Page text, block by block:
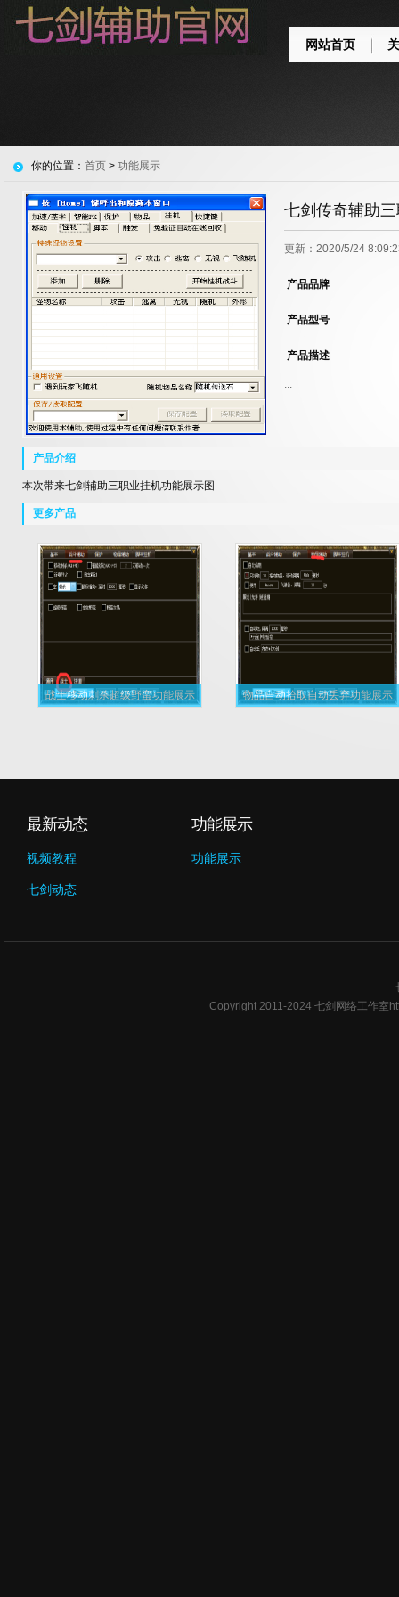
网站首页
你的位置： 首页 > 功能展示
七剑传奇辅助
更新：2020/5/24
产品品牌
产品型号
产品描述
...
产品介绍
本次带来七剑辅助三职业挂机功能展示图
更多产品
战士移动刺杀超级野蛮功能展示 物品自动拾取自动丢弃功能展示
最新动态
视频教程
七剑动态
功能展示
功能展示
Copyright 2011-2024 七剑网络工作室